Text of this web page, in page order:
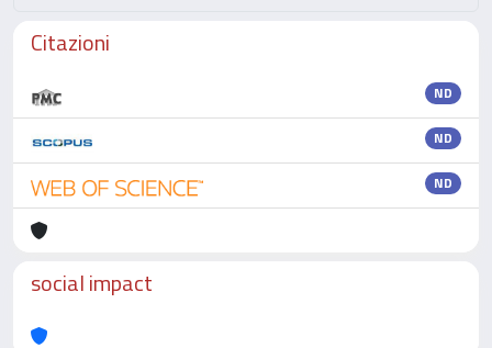
Citazioni
ND
ND
ND
social impact